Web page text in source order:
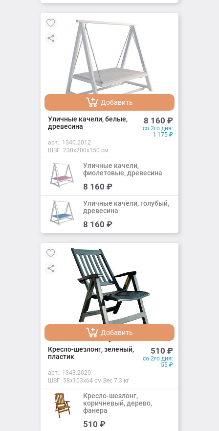
Добавить
Добавлено
Уличные качели, белые,
древесина
8 160 ₽
со 2го дня:
1 175 ₽
арт.: 1340.2012
ШВГ: 230х200х150 см
Добавить
Добавлено
Уличные качели,
фиолетовые, древесина
8 160 ₽
Добавить
Добавлено
Уличные качели, голубый,
древесина
8 160 ₽
Добавить
Добавлено
Кресло-шезлонг, зеленый,
пластик
510 ₽
со 2го дня:
55 ₽
арт.: 1343.2020
ШВГ: 58х103х64 см Вес 7.3 кг
Добавить
Кресло-шезлонг,
коричневый, дерево,
фанера
510 ₽